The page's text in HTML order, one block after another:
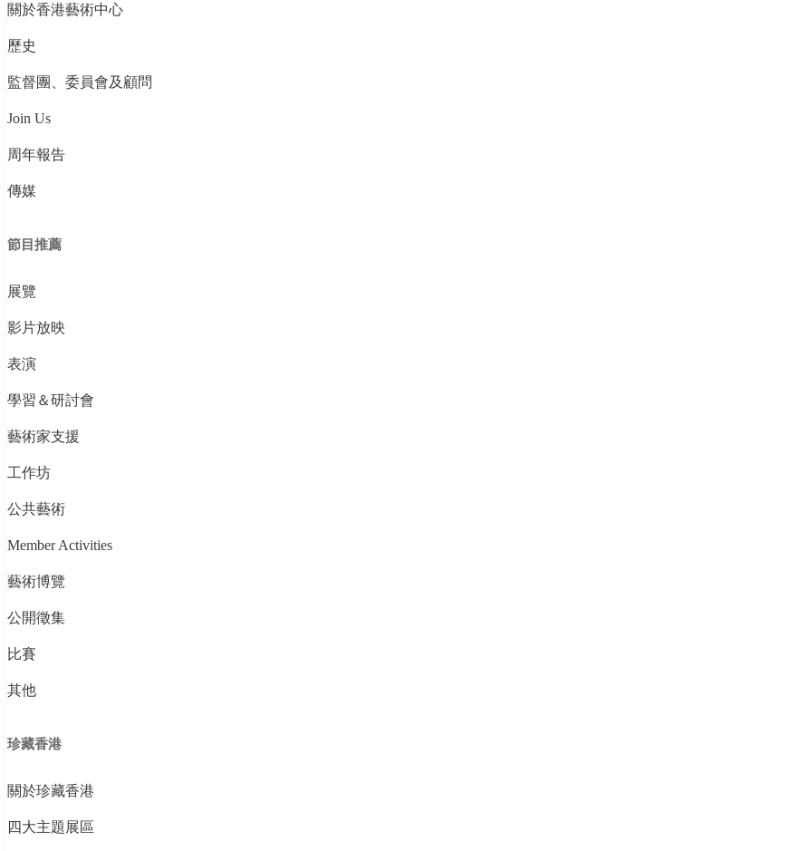
關於香港藝術中心
歷史
監督團、委員會及顧問
Join Us
周年報告
傳媒
節目推薦
展覽
影片放映
表演
學習＆研討會
藝術家支援
工作坊
公共藝術
Member Activities
藝術博覽
公開徵集
比賽
其他
珍藏香港
關於珍藏香港
四大主題展區